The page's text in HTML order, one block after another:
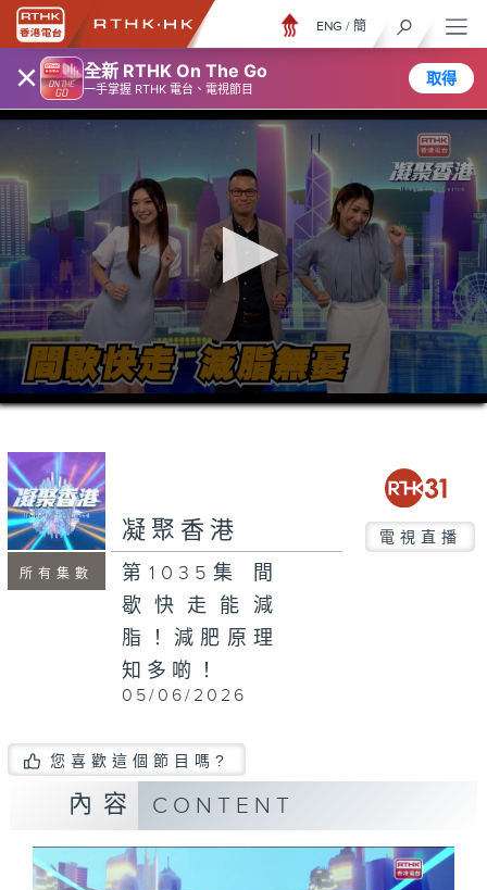
× 全新 RTHK On The Go
一手掌握 RTHK 電台、電視節目
取得
ENG / 簡
0
seconds
minutes,
7
seconds
所有集數
凝聚香港 電視直播
第1035集 間
歇快走能減
脂！減肥原理
知多啲！
05/06/2026
您喜歡這個節目嗎?
內容 CONTENT